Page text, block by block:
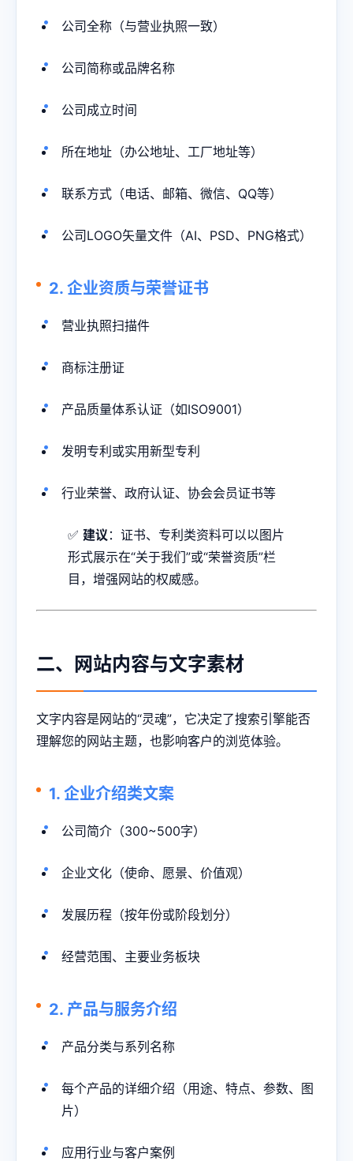
公司全称（与营业执照一致）
公司简称或品牌名称
公司成立时间
所在地址（办公地址、工厂地址等）
联系方式（电话、邮箱、微信、QQ等）
公司LOGO矢量文件（AI、PSD、PNG格式）
2. 企业资质与荣誉证书
营业执照扫描件
商标注册证
产品质量体系认证（如ISO9001）
发明专利或实用新型专利
行业荣誉、政府认证、协会会员证书等
✅ 建议 ：证书、专利类资料可以以图片
形式展示在“关于我们”或“荣誉资质”栏
目，增强网站的权威感。
二、网站内容与文字素材
文字内容是网站的“灵魂”，它决定了搜索引擎能否
理解您的网站主题，也影响客户的浏览体验。
1. 企业介绍类文案
公司简介（300~500字）
企业文化（使命、愿景、价值观）
发展历程（按年份或阶段划分）
经营范围、主要业务板块
2. 产品与服务介绍
产品分类与系列名称
每个产品的详细介绍（用途、特点、参数、图
片）
应用行业与客户案例